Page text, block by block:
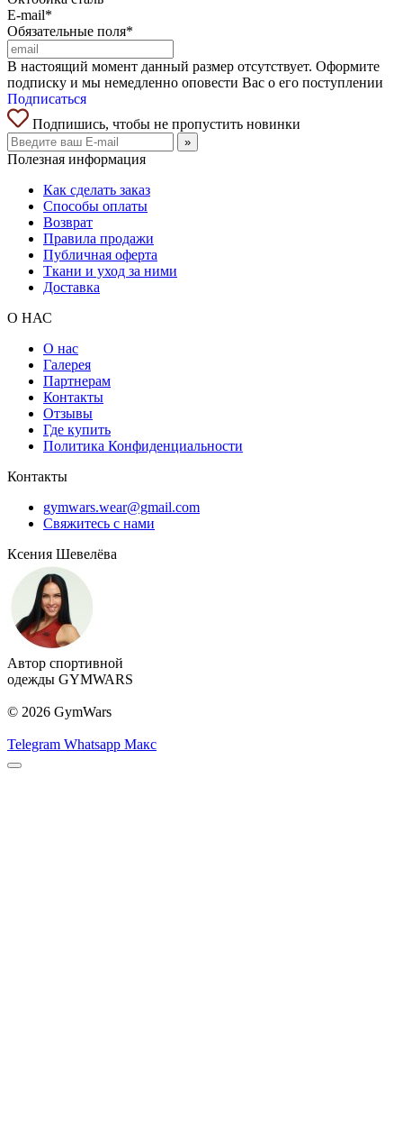
E-mail*
Обязательные поля*
В настоящий момент данный размер отсутствует. Оформите
подписку и мы немедленно оповести Вас о его поступлении
Подписаться
Подпишись, чтобы не пропустить новинки
»
Полезная информация
Как сделать заказ
Способы оплаты
Возврат
Правила продажи
Публичная оферта
Ткани и уход за ними
Доставка
О НАС
О нас
Галерея
Партнерам
Контакты
Отзывы
Где купить
Политика Конфиденциальности
Контакты
gymwars.wear@gmail.com
Свяжитесь с нами
Ксения Шевелёва
Автор спортивной
одежды GYMWARS
© 2026 GymWars
Telegram Whatsapp Макс